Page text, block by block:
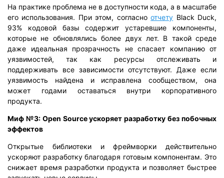
На практике проблема не в доступности кода, а в масштабе
его использования. При этом, согласноотчету Black Duck,
93% кодовой базы содержит устаревшие компоненты,
которые не обновлялись более двух лет. В такой среде
даже идеальная прозрачность не спасает компанию от
уязвимостей, так как ресурсы отслеживать и
поддерживать все зависимости отсутствуют. Даже если
уязвимость найдена и исправлена сообществом, она
может годами оставаться внутри корпоративного
продукта.
Миф №3: Open Source ускоряет разработку без побочных
эффектов
Открытые библиотеки и фреймворки действительно
ускоряют разработку благодаря готовым компонентам. Это
снижает время разработки продукта и позволяет быстрее